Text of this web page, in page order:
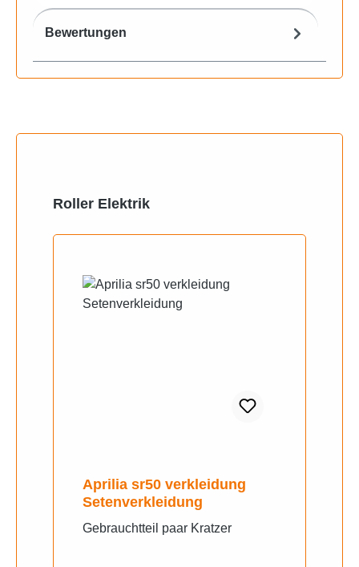
Bewertungen
Produktgalerie überspringen
Roller Elektrik
Aprilia sr50 verkleidung
Setenverkleidung